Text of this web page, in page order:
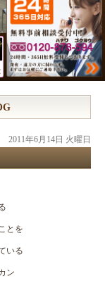
2011年6月14日 火曜日
とを
いる
ン